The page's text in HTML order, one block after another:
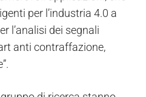
per l’industria 4.0 a
l’analisi dei segnali
anti contraffazione,